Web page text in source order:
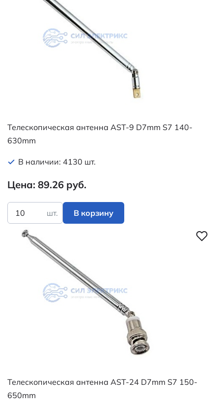
Телескопическая антенна AST-9 D7mm S7 140-
630mm
В наличии: 4130 шт.
Цена: 89.26 руб.
шт. В корзину
Телескопическая антенна AST-24 D7mm S7 150-
650mm